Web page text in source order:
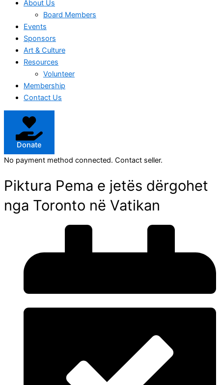
About Us
Board Members
Events
Sponsors
Art & Culture
Resources
Volunteer
Membership
Contact Us
Donate
No payment method connected. Contact seller.
Piktura Pema e jetës dërgohet
nga Toronto në Vatikan